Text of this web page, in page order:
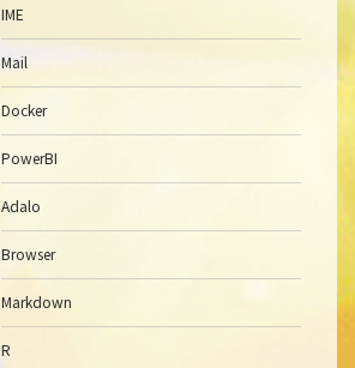
IME
Mail
Docker
PowerBI
Adalo
Browser
Markdown
R